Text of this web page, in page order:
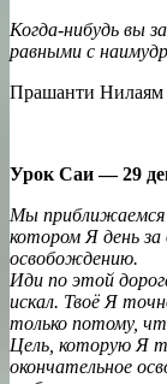
Когда-нибудь вы
равными с
Прашанти Нилаям
Урок Саи — 29
Мы приближаемся
котором Я день за
освобождению.
Иди по этой
искал. Твоё Я
только потому,
Цель, которую Я
окончательное